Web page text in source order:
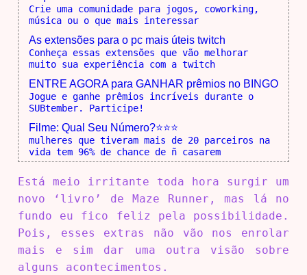
Crie uma comunidade para jogos, coworking,
música ou o que mais interessar
As extensões para o pc mais úteis twitch
Conheça essas extensões que vão melhorar
muito sua experiência com a twitch
ENTRE AGORA para GANHAR prêmios no BINGO
Jogue e ganhe prêmios incríveis durante o
SUBtember. Participe!
Filme: Qual Seu Número?⭐⭐⭐
mulheres que tiveram mais de 20 parceiros na
vida tem 96% de chance de ñ casarem
Está meio irritante toda hora surgir um
novo ‘livro’ de Maze Runner, mas lá no
fundo eu fico feliz pela possibilidade.
Pois, esses extras não vão nos enrolar
mais e sim dar uma outra visão sobre
alguns acontecimentos.